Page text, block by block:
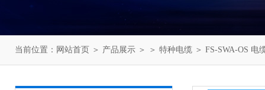
当前位置： 网站首页 ＞ 产品展示 ＞ ＞ 特种电缆 ＞ FS-SWA-OS 电